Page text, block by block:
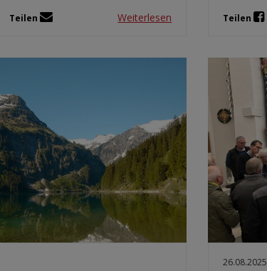
Teilen Weiterlesen Teilen
26.08.2025